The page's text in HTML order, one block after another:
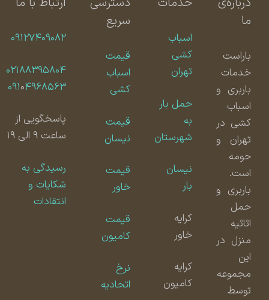
باراست
خدمات
باربری و
اسباب
کشی در
تهران و
حومه
است.
باربری و
حمل
اثاثیه
منزل در
مجموعه
توسط
اسباب
کشی
تهران
حمل بار
شهرستان
نیسان
کامیون
سریع
قیمت
اسباب
کشی
قیمت
نیسان
قیمت
قیمت
کامیون
اتحادیه
۰۹۱۲۷۴۰۹۰۸۲
۰۲۱۸۸۳۹۵۸۰۴
۰۹۱۰۴۹۶۸۵۶۳
پاسخگویی از
ساعت ۹ الی ۱۹
رسیدگی به
شکایات و
انتقادات